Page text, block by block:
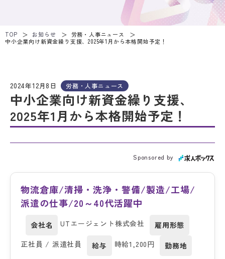
TOP お知らせ
労務・人事ニュース
中小企業向け新資金繰り支援、2025年1月から本格開始予定！
2024年12月8日 労務・人事ニュース
中小企業向け新資金繰り支援、
2025年1月から本格開始予定！
Sponsored by
物流倉庫/清掃・洗浄・警備/製造/工場/
派遣の仕事/20～40代活躍中
会社名 UTエージェント株式会社
雇用形態
正社員 / 派遣社員
給与 時給1,200円
勤務地